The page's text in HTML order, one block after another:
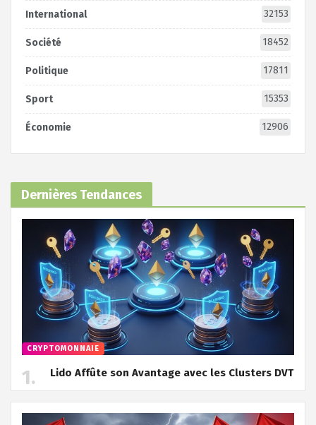
International 32153
Société 18452
Politique 17811
Sport 15353
Économie 12906
Dernières Tendances
CRYPTOMONNAIE
Lido Affûte son Avantage avec les Clusters DVT